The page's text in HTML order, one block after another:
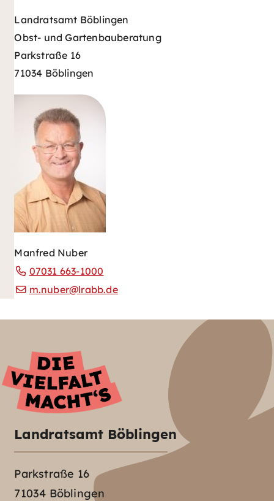
Landratsamt Böblingen
Obst- und Gartenbauberatung
Parkstraße 16
71034 Böblingen
Manfred Nuber
07031 663-1000
m.nuber@lrabb.de
Landratsamt Böblingen
Parkstraße 16
71034 Böblingen